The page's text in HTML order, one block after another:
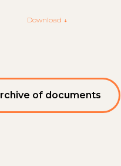
Download ↓
of documents